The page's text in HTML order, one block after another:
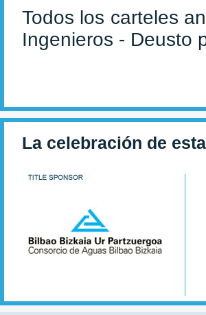
Todos los carteles
Ingenieros - Deusto
La celebración de